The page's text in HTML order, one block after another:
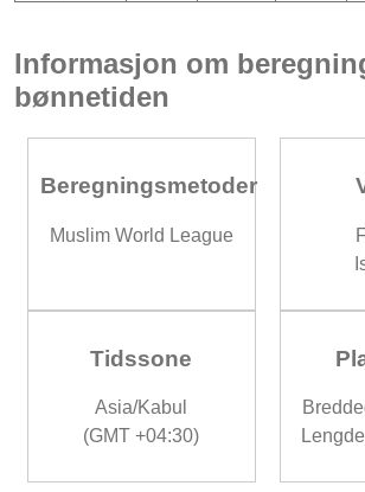
Informasjon om
bønnetiden
Beregningsmetoder
Muslim World League
Tidssone
Asia/Kabul
(GMT +04:30)